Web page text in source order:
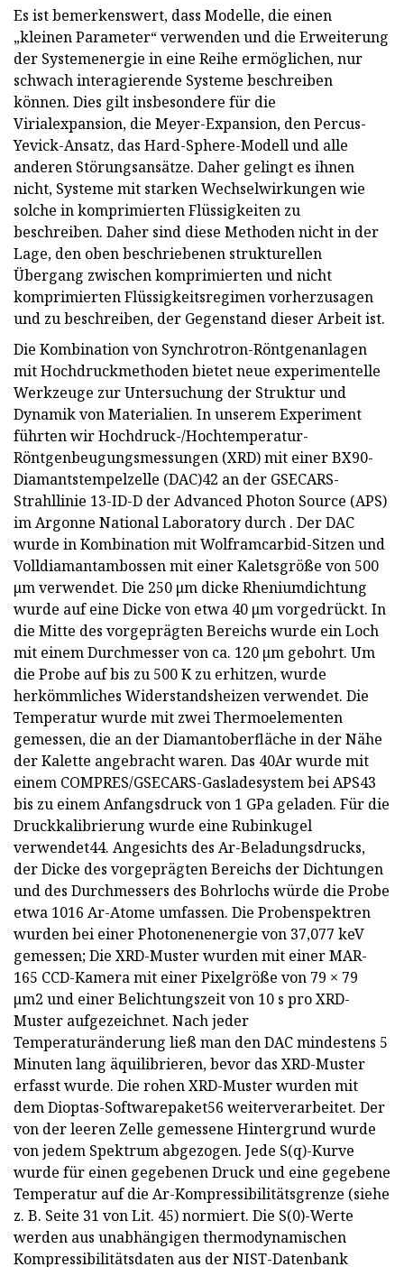
Es ist bemerkenswert, dass Modelle, die einen
„kleinen Parameter“ verwenden und die Erweiterung
der Systemenergie in eine Reihe ermöglichen, nur
schwach interagierende Systeme beschreiben
können. Dies gilt insbesondere für die
Virialexpansion, die Meyer-Expansion, den Percus-
Yevick-Ansatz, das Hard-Sphere-Modell und alle
anderen Störungsansätze. Daher gelingt es ihnen
nicht, Systeme mit starken Wechselwirkungen wie
solche in komprimierten Flüssigkeiten zu
beschreiben. Daher sind diese Methoden nicht in der
Lage, den oben beschriebenen strukturellen
Übergang zwischen komprimierten und nicht
komprimierten Flüssigkeitsregimen vorherzusagen
und zu beschreiben, der Gegenstand dieser Arbeit ist.
Die Kombination von Synchrotron-Röntgenanlagen
mit Hochdruckmethoden bietet neue experimentelle
Werkzeuge zur Untersuchung der Struktur und
Dynamik von Materialien. In unserem Experiment
führten wir Hochdruck-/Hochtemperatur-
Röntgenbeugungsmessungen (XRD) mit einer BX90-
Diamantstempelzelle (DAC)42 an der GSECARS-
Strahllinie 13-ID-D der Advanced Photon Source (APS)
im Argonne National Laboratory durch . Der DAC
wurde in Kombination mit Wolframcarbid-Sitzen und
Volldiamantambossen mit einer Kaletsgröße von 500
μm verwendet. Die 250 μm dicke Rheniumdichtung
wurde auf eine Dicke von etwa 40 μm vorgedrückt. In
die Mitte des vorgeprägten Bereichs wurde ein Loch
mit einem Durchmesser von ca. 120 µm gebohrt. Um
die Probe auf bis zu 500 K zu erhitzen, wurde
herkömmliches Widerstandsheizen verwendet. Die
Temperatur wurde mit zwei Thermoelementen
gemessen, die an der Diamantoberfläche in der Nähe
der Kalette angebracht waren. Das 40Ar wurde mit
einem COMPRES/GSECARS-Gasladesystem bei APS43
bis zu einem Anfangsdruck von 1 GPa geladen. Für die
Druckkalibrierung wurde eine Rubinkugel
verwendet44. Angesichts des Ar-Beladungsdrucks,
der Dicke des vorgeprägten Bereichs der Dichtungen
und des Durchmessers des Bohrlochs würde die Probe
etwa 1016 Ar-Atome umfassen. Die Probenspektren
wurden bei einer Photonenenergie von 37,077 keV
gemessen; Die XRD-Muster wurden mit einer MAR-
165 CCD-Kamera mit einer Pixelgröße von 79 × 79
μm2 und einer Belichtungszeit von 10 s pro XRD-
Muster aufgezeichnet. Nach jeder
Temperaturänderung ließ man den DAC mindestens 5
Minuten lang äquilibrieren, bevor das XRD-Muster
erfasst wurde. Die rohen XRD-Muster wurden mit
dem Dioptas-Softwarepaket56 weiterverarbeitet. Der
von der leeren Zelle gemessene Hintergrund wurde
von jedem Spektrum abgezogen. Jede S(q)-Kurve
wurde für einen gegebenen Druck und eine gegebene
Temperatur auf die Ar-Kompressibilitätsgrenze (siehe
z. B. Seite 31 von Lit. 45) normiert. Die S(0)-Werte
werden aus unabhängigen thermodynamischen
Kompressibilitätsdaten aus der NIST-Datenbank